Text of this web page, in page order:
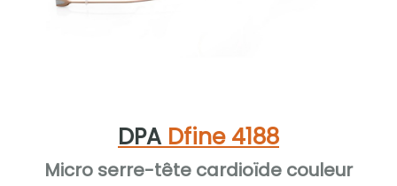
DPA Dfine 4188
Micro serre-tête cardioïde couleur